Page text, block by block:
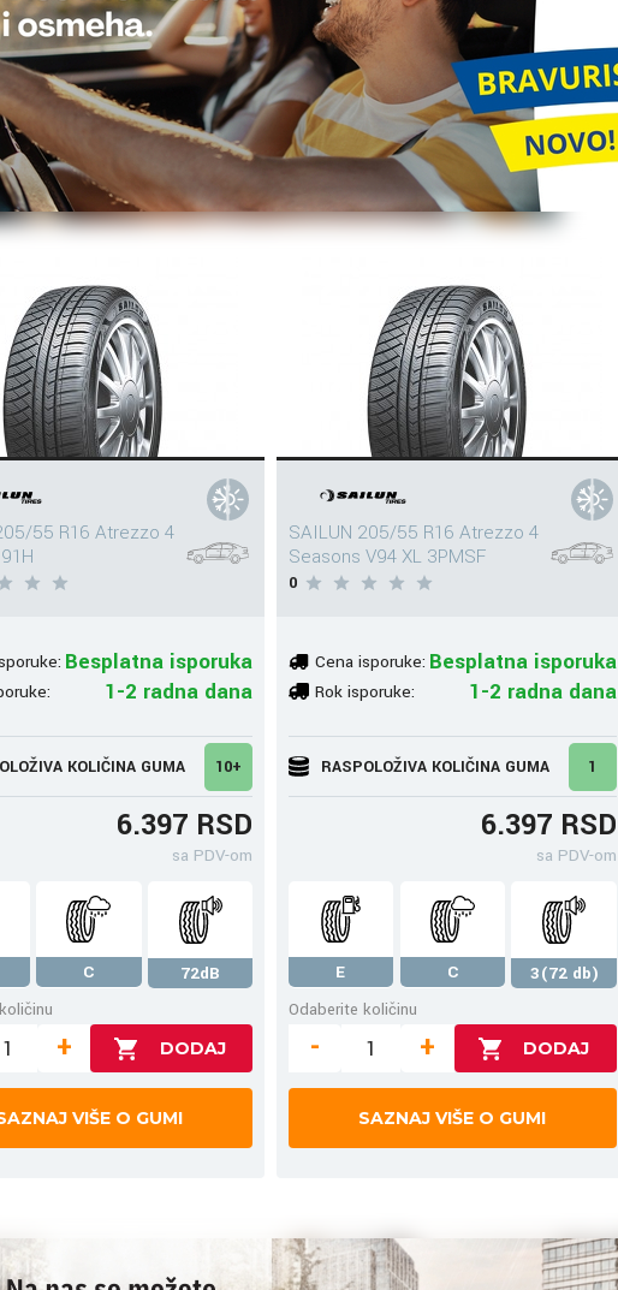
55 R16 Atrezzo 4
Besplatna isporuka
1-2 radna dana
KOLIČINA GUMA 10+
6.397 RSD
sa PDV-om
C
72dB
+
VIŠE O GUMI
SAILUN 205/55 R16 Atrezzo 4
Seasons V94 XL 3PMSF
0
Cena isporuke: Besplatna isporuka
Rok isporuke: 1-2 radna dana
RASPOLOŽIVA KOLIČINA GUMA 1
6.397 RSD
sa PDV-om
E C
3(72 db)
Odaberite količinu
- +
SAZNAJ VIŠE O GUMI